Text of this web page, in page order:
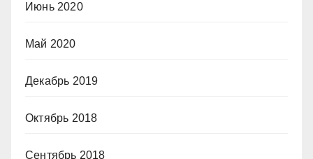
Июнь 2020
Май 2020
Декабрь 2019
Октябрь 2018
Сентябрь 2018